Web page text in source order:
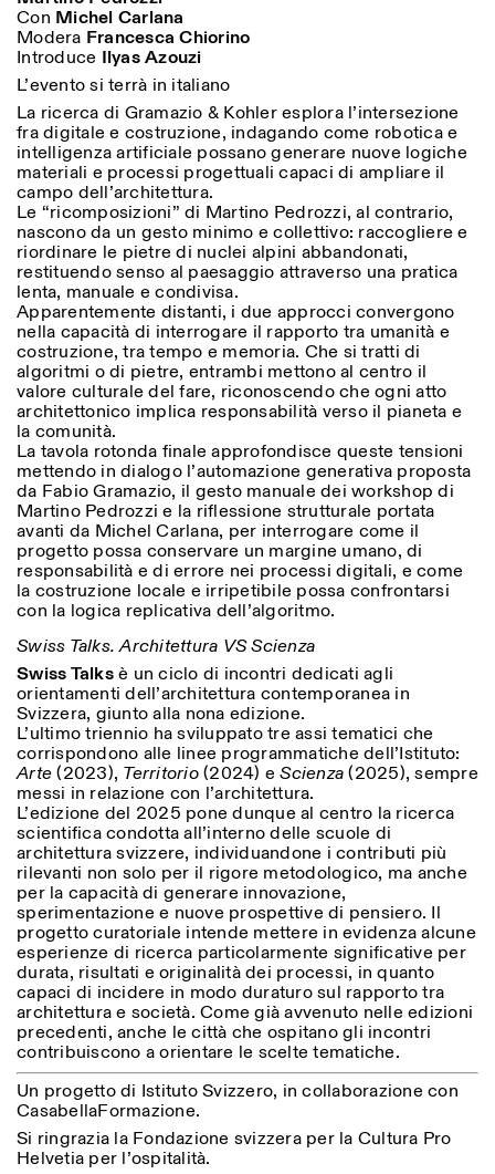
Facebook Instagram Linkedin
Privacy Policy
18:30
VISITE GUIDATE:
Tariffa: 10€ per persona
Per prenotazioni:
visite@istitutosvizzero.it
agli animali
ISTITUTO SVIZZERO
MILANO
Sede di Milano
Via Vecchio Politecnico 3
20121 Milano
+39 02 76 01 61 18
ORARI MOSTRE:
I’ll miss you when I scroll
away:
Lunedì/Venerdì: 11:00-
17:00
Giovedì: 11:00-20:00
Sabato: 14:00-18:00
Domenica chiuso
Durata (giorni)
1
> 1
Con Michel Carlana
Modera Francesca Chiorino
Introduce Ilyas Azouzi
L’evento si terrà in italiano
La ricerca di Gramazio & Kohler esplora l’intersezione
fra digitale e costruzione, indagando come robotica e
intelligenza artificiale possano generare nuove logiche
materiali e processi progettuali capaci di ampliare il
campo dell’architettura.
Le “ricomposizioni” di Martino Pedrozzi, al contrario,
nascono da un gesto minimo e collettivo: raccogliere e
riordinare le pietre di nuclei alpini abbandonati,
restituendo senso al paesaggio attraverso una pratica
lenta, manuale e condivisa.
Apparentemente distanti, i due approcci convergono
nella capacità di interrogare il rapporto tra umanità e
costruzione, tra tempo e memoria. Che si tratti di
algoritmi o di pietre, entrambi mettono al centro il
valore culturale del fare, riconoscendo che ogni atto
architettonico implica responsabilità verso il pianeta e
la comunità.
La tavola rotonda finale approfondisce queste tensioni
mettendo in dialogo l’automazione generativa proposta
da Fabio Gramazio, il gesto manuale dei workshop di
Martino Pedrozzi e la riflessione strutturale portata
avanti da Michel Carlana, per interrogare come il
progetto possa conservare un margine umano, di
responsabilità e di errore nei processi digitali, e come
la costruzione locale e irripetibile possa confrontarsi
con la logica replicativa dell’algoritmo.
Swiss Talks. Architettura VS Scienza
Swiss Talksè un ciclo di incontri dedicati agli
orientamenti dell’architettura contemporanea in
Svizzera, giunto alla nona edizione.
L’ultimo triennio ha sviluppato tre assi tematici che
corrispondono alle linee programmatiche dell’Istituto:
Arte(2023), Territorio(2024) eScienza(2025), sempre
messi in relazione con l’architettura.
L’edizione del 2025 pone dunque al centro la ricerca
scientifica condotta all’interno delle scuole di
architettura svizzere, individuandone i contributi più
rilevanti non solo per il rigore metodologico, ma anche
per la capacità di generare innovazione,
sperimentazione e nuove prospettive di pensiero. Il
progetto curatoriale intende mettere in evidenza alcune
esperienze di ricerca particolarmente significative per
durata, risultati e originalità dei processi, in quanto
capaci di incidere in modo duraturo sul rapporto tra
architettura e società. Come già avvenuto nelle edizioni
precedenti, anche le città che ospitano gli incontri
contribuiscono a orientare le scelte tematiche.
Un progetto di Istituto Svizzero, in collaborazione con
CasabellaFormazione.
Si ringrazia la Fondazione svizzera per la Cultura Pro
Helvetia per l’ospitalità.